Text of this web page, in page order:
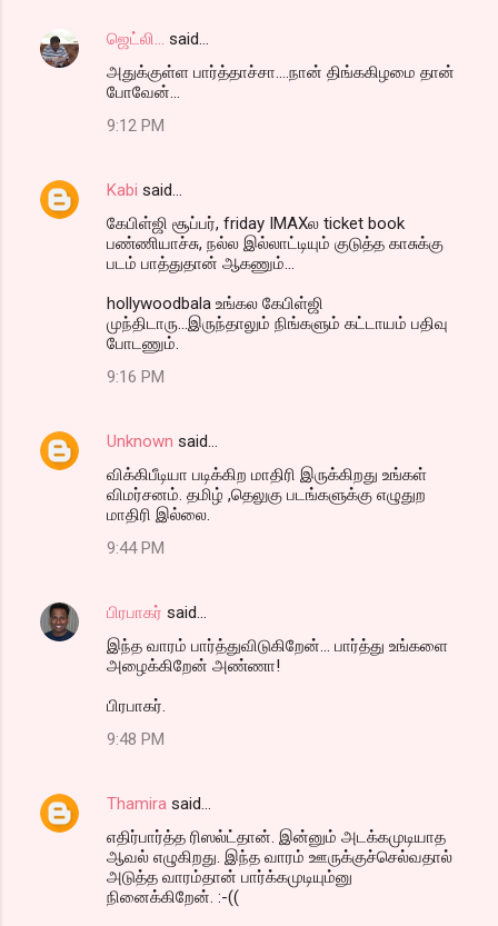
ஜெட்லி... said…
அதுக்குள்ள பார்த்தாச்சா....நான் திங்ககிழமை தான்
போவேன்...
9:12 PM
Kabi said…
கேபிள்ஜி சூப்பர், friday IMAXல ticket book
பண்ணியாச்சு, நல்ல இல்லாட்டியும் குடுத்த காசுக்கு
படம் பாத்துதான் ஆகணும்...
hollywoodbala உங்கல கேபிள்ஜி
முந்திடாரு...இருந்தாலும் நிங்களும் கட்டாயம் பதிவு
போடணும்.
9:16 PM
Unknown said…
விக்கிபீடியா படிக்கிற மாதிரி இருக்கிறது உங்கள்
விமர்சனம். தமிழ் ,தெலுகு படங்களுக்கு எழுதுற
மாதிரி இல்லை.
9:44 PM
பிரபாகர் said…
இந்த வாரம் பார்த்துவிடுகிறேன்... பார்த்து உங்களை
அழைக்கிறேன் அண்ணா!
பிரபாகர்.
9:48 PM
Thamira said…
எதிர்பார்த்த ரிஸல்ட்தான். இன்னும் அடக்கமுடியாத
ஆவல் எழுகிறது. இந்த வாரம் ஊருக்குச்செல்வதால்
அடுத்த வாரம்தான் பார்க்கமுடியும்னு
நினைக்கிறேன். :-((